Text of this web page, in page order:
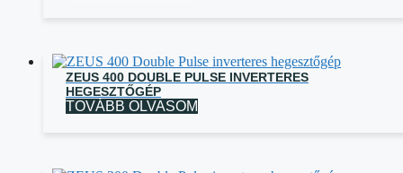
ZEUS 400 DOUBLE PULSE INVERTERES
HEGESZTŐGÉP
TOVÁBB OLVASOM